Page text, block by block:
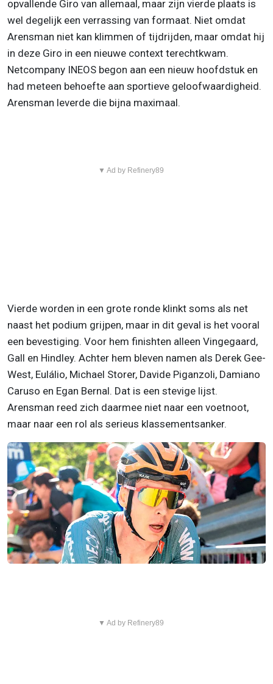
opvallende Giro van allemaal, maar zijn vierde plaats is
wel degelijk een verrassing van formaat. Niet omdat
Arensman niet kan klimmen of tijdrijden, maar omdat hij
in deze Giro in een nieuwe context terechtkwam.
Netcompany INEOS begon aan een nieuw hoofdstuk en
had meteen behoefte aan sportieve geloofwaardigheid.
Arensman leverde die bijna maximaal.
▼ Ad by Refinery89
Vierde worden in een grote ronde klinkt soms als net
naast het podium grijpen, maar in dit geval is het vooral
een bevestiging. Voor hem finishten alleen Vingegaard,
Gall en Hindley. Achter hem bleven namen als Derek Gee-
West, Eulálio, Michael Storer, Davide Piganzoli, Damiano
Caruso en Egan Bernal. Dat is een stevige lijst.
Arensman reed zich daarmee niet naar een voetnoot,
maar naar een rol als serieus klassementsanker.
▼ Ad by Refinery89